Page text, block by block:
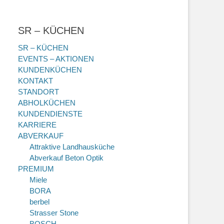
SR – KÜCHEN
SR – KÜCHEN
EVENTS – AKTIONEN
KUNDENKÜCHEN
KONTAKT
STANDORT
ABHOLKÜCHEN
KUNDENDIENSTE
KARRIERE
ABVERKAUF
Attraktive Landhausküche
Abverkauf Beton Optik
PREMIUM
Miele
BORA
berbel
Strasser Stone